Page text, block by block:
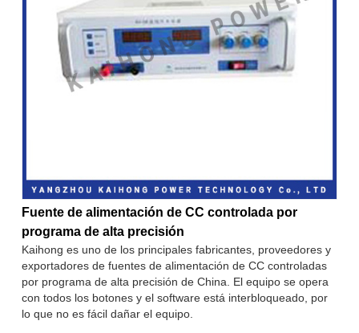
Fuente de alimentación de CC controlada por
programa de alta precisión
Kaihong es uno de los principales fabricantes, proveedores y
exportadores de fuentes de alimentación de CC controladas
por programa de alta precisión de China. El equipo se opera
con todos los botones y el software está interbloqueado, por
lo que no es fácil dañar el equipo.